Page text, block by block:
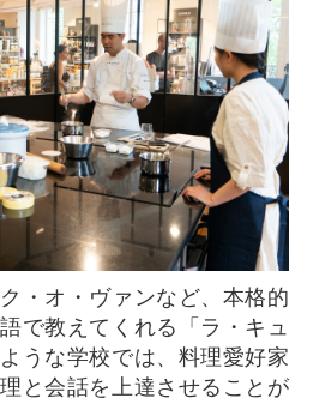
で教えてくれる「ラ・キュ
うな学校では、料理愛好家
と会話を上達させることが